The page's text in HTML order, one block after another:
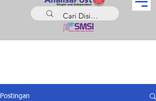
Postingan